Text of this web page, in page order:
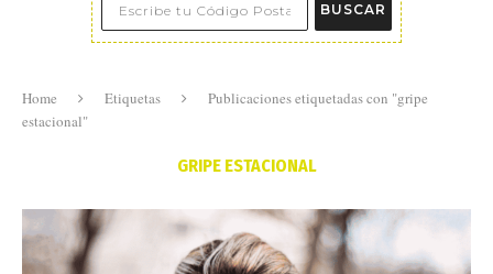
BUSCAR
Home Etiquetas
Publicaciones etiquetadas con "gripe
estacional"
GRIPE ESTACIONAL